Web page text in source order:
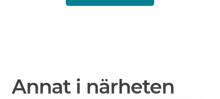
Annat i närheten